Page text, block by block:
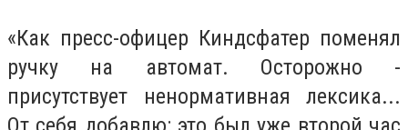
«Как пресс-офицер Киндсфатер поменял
ручку на автомат. Осторожно -
присутствует ненормативная лексика...